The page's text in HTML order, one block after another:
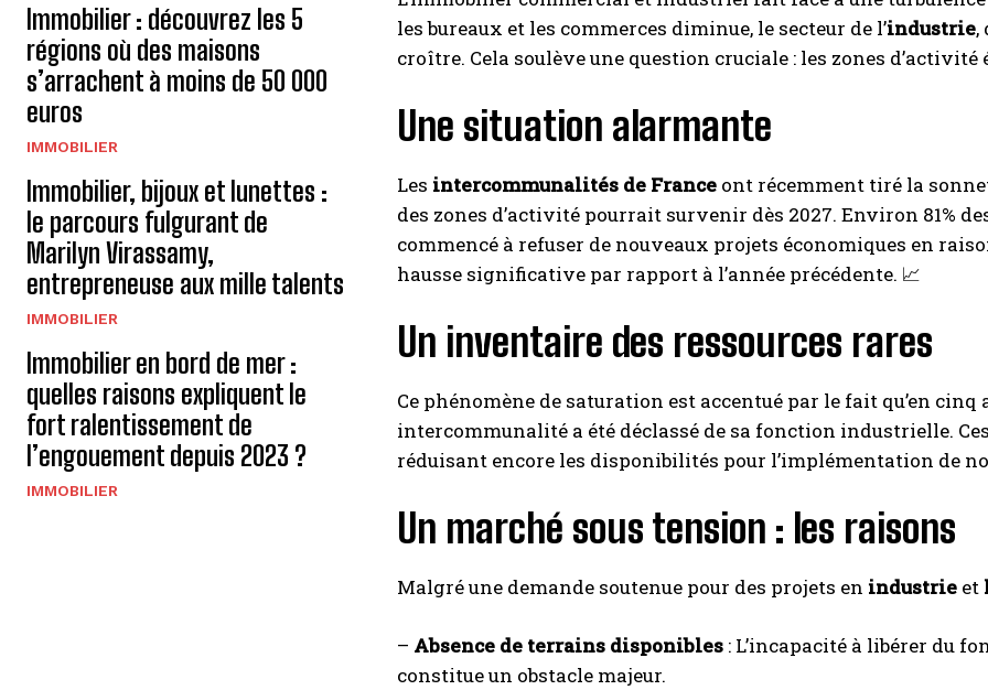
Immobilier : découvrez les 5
régions où des maisons
s’arrachent à moins de 50 000
euros
IMMOBILIER
Immobilier, bijoux et lunettes :
le parcours fulgurant de
Marilyn Virassamy,
entrepreneuse aux mille talents
IMMOBILIER
Immobilier en bord de mer :
quelles raisons expliquent le
fort ralentissement de
l’engouement depuis 2023 ?
IMMOBILIER
les bureaux et les commerces diminue, le secteur de l’industrie,
croître. Cela soulève une question cruciale : les zones
Une situation alarmante
Les intercommunalités de France ont récemment tiré la
des zones d’activité pourrait survenir dès 2027. Environ 81%
commencé à refuser de nouveaux projets économiques en
hausse significative par rapport à l’année précédente. 📈
Un inventaire des ressources rares
Ce phénomène de saturation est accentué par le fait qu’en
intercommunalité a été déclassé de sa fonction industrielle.
réduisant encore les disponibilités pour l’implémentation de
Un marché sous tension : les raisons
Malgré une demande soutenue pour des projets en industrie et
– Absence de terrains disponibles : L’incapacité à libérer du
constitue un obstacle majeur.